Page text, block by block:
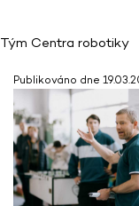
Tým Centra robotiky
Publikováno dne